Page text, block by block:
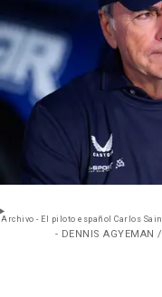
Archivo - El piloto español Carlos
- DENNIS AGYEMAN